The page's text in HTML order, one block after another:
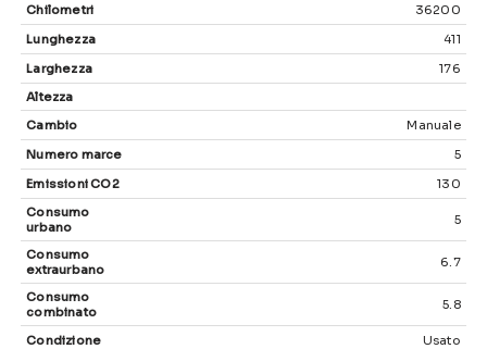
Chilometri
36200
Lunghezza
411
Larghezza
176
Altezza
Cambio
Manuale
Numero marce
5
Emissioni CO2
130
Consumo
urbano
5
Consumo
extraurbano
6.7
Consumo
combinato
5.8
Condizione
Usato